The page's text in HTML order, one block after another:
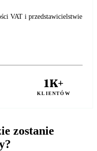
VAT i przedstawicielstwie
1K+
KLIENTÓW
zostanie